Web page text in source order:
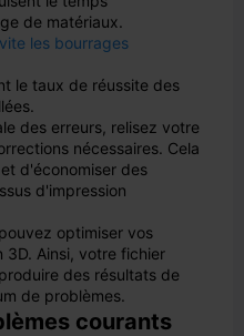
de matériaux.
les bourrages
le taux de réussite des
des erreurs, relisez votre
nécessaires. Cela
d'économiser des
d'impression
optimiser vos
3D. Ainsi, votre fichier
des résultats de
de problèmes.
courants